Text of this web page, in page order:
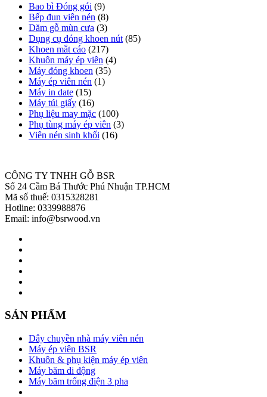
Bao bì Đóng gói (9)
Bếp đun viên nén (8)
Dăm gỗ mùn cưa (3)
Dụng cụ đóng khoen nút (85)
Khoen mắt cáo (217)
Khuôn máy ép viên (4)
Máy đóng khoen (35)
Máy ép viên nén (1)
Máy in date (15)
Máy túi giấy (16)
Phụ liệu may mặc (100)
Phụ tùng máy ép viên (3)
Viên nén sinh khối (16)
CÔNG TY TNHH GỖ BSR
Số 24 Cầm Bá Thước Phú Nhuận TP.HCM
Mã số thuế: 0315328281
Hotline: 0339988876
Email: info@bsrwood.vn
SẢN PHẨM
Dây chuyền nhà máy viên nén
Máy ép viên BSR
Khuôn & phụ kiện máy ép viên
Máy băm di động
Máy băm trống điện 3 pha